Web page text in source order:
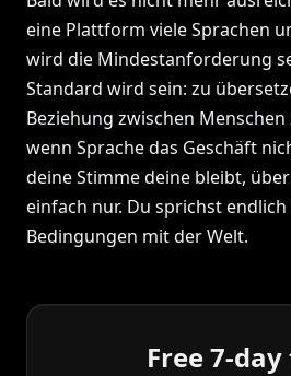
eine Plattform viele Sprachen
wird die Mindestanforderung
Standard wird sein: zu
Beziehung zwischen
wenn Sprache das Geschäft
deine Stimme deine bleibt,
einfach nur. Du sprichst
Bedingungen mit der Welt.
Free 7-